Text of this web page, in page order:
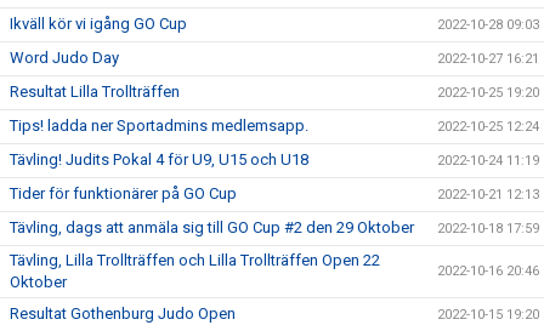
Ikväll kör vi igång GO Cup 2022-10-28 09:03
Word Judo Day 2022-10-27 16:21
Resultat Lilla Trollträffen 2022-10-25 19:20
Tips! ladda ner Sportadmins medlemsapp. 2022-10-25 12:24
Tävling! Judits Pokal 4 för U9, U15 och U18 2022-10-24 11:19
Tider för funktionärer på GO Cup 2022-10-21 12:13
Tävling, dags att anmäla sig till GO Cup #2 den 29 Oktober 2022-10-18 17:59
Tävling, Lilla Trollträffen och Lilla Trollträffen Open 22
Oktober
2022-10-16 20:46
Resultat Gothenburg Judo Open 2022-10-15 19:20